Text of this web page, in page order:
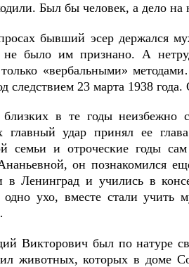
Был бы человек, а дело на
бывший эсер держался
не было им признано. А
«вербальными»
следствием 23 марта 1938
близких в те годы неизбежно
главный удар принял ее
семьи и отроческие годы
он познакомился
в Ленинград и учились в
одно ухо, вместе стали учить
Викторович был по натуре
животных, которых в доме